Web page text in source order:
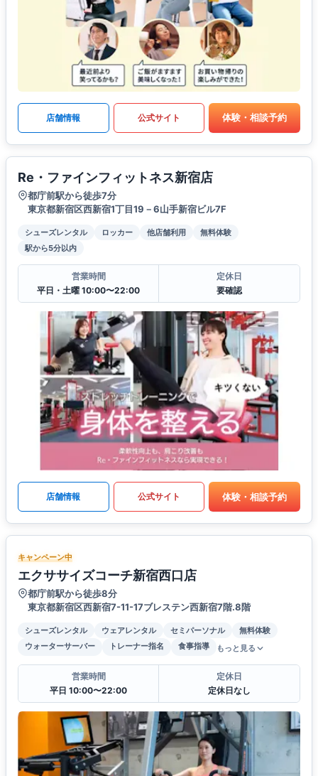
店舗情報 公式サイト 体験・相談予約
Re・ファインフィットネス新宿店
都庁前駅から徒歩7分
東京都新宿区西新宿1丁目19－6山手新宿ビル7F
シューズレンタル ロッカー 他店舗利用
無料体験
駅から5分以内
営業時間
平日・土曜 10:00〜22:00
定休日
要確認
店舗情報 公式サイト 体験・相談予約
キャンペーン中
エクササイズコーチ新宿西口店
都庁前駅から徒歩8分
東京都新宿区西新宿7-11-17ブレステン西新宿7階.8階
シューズレンタル ウェアレンタル セミパーソナル
無料体験
ウォーターサーバー
トレーナー指名 食事指導 もっと見る
営業時間
平日 10:00〜22:00
定休日
定休日なし